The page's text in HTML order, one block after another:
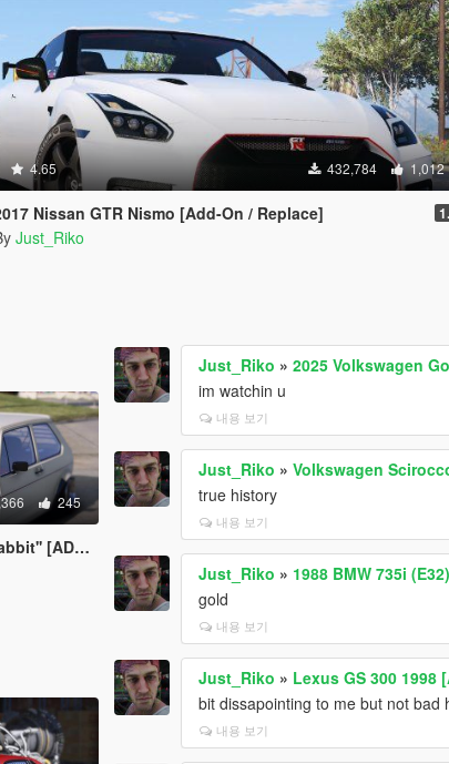
4.65 432,784 1,012
Nissan GTR Nismo [Add-On / Replace]
Just_Riko
245
REPLACE]
Just_Riko »2025 Volkswagen
im watchin u
내용 보기
Just_Riko »Volkswagen
true history
내용 보기
Just_Riko » 1988 BMW 735i
gold
내용 보기
Just_Riko » Lexus GS 300 1998
bit dissapointing to me but not bad
내용 보기